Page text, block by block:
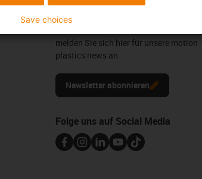
melden Sie sich hier für unsere motion
plastics news an.
Newsletter abonnieren
Folge uns auf Social Media
Save choices